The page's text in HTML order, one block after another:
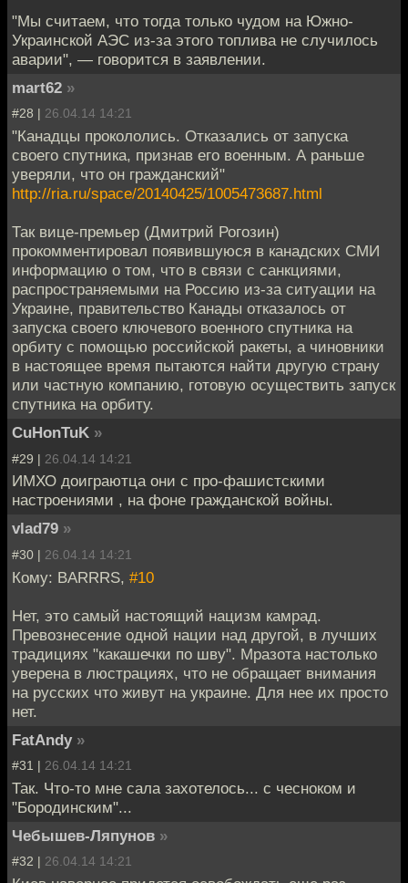
"Мы считаем, что тогда только чудом на Южно-
Украинской АЭС из-за этого топлива не случилось
аварии", — говорится в заявлении.
mart62 »
#28 | 26.04.14 14:21
"Канадцы прокололись. Отказались от запуска
своего спутника, признав его военным. А раньше
уверяли, что он гражданский"
http://ria.ru/space/20140425/1005473687.html
Так вице-премьер (Дмитрий Рогозин)
прокомментировал появившуюся в канадских СМИ
информацию о том, что в связи с санкциями,
распространяемыми на Россию из-за ситуации на
Украине, правительство Канады отказалось от
запуска своего ключевого военного спутника на
орбиту с помощью российской ракеты, а чиновники
в настоящее время пытаются найти другую страну
или частную компанию, готовую осуществить запуск
спутника на орбиту.
CuHonTuK »
#29 | 26.04.14 14:21
ИМХО доиграютца они с про-фашистскими
настроениями , на фоне гражданской войны.
vlad79 »
#30 | 26.04.14 14:21
Кому: BARRRS, #10
Нет, это самый настоящий нацизм камрад.
Превознесение одной нации над другой, в лучших
традициях "какашечки по шву". Мразота настолько
уверена в люстрациях, что не обращает внимания
на русских что живут на украине. Для нее их просто
нет.
FatAndy »
#31 | 26.04.14 14:21
Так. Что-то мне сала захотелось... с чесноком и
"Бородинским"...
Чебышев-Ляпунов »
#32 | 26.04.14 14:21